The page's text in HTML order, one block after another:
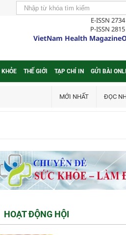
E-ISSN
P-ISSN
VietNam Health
THẾ GIỚI TẠP CHÍ IN GỬI BÀI
MỚI NHẤT ĐỌC
HOẠT ĐỘNG HỘI